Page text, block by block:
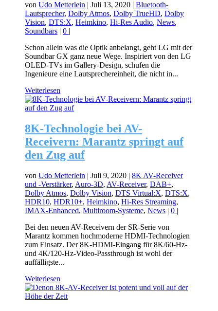
vonUdo Metterlein |Juli 13, 2020 |Bluetooth-
Lautsprecher,Dolby Atmos,Dolby TrueHD,Dolby
Vision,DTS:X,Heimkino,Hi-Res Audio,News,
Soundbars |0 |
Schon allein was die Optik anbelangt, geht LG mit der
Soundbar GX ganz neue Wege. Inspiriert von den LG
OLED-TVs im Gallery-Design, schufen die
Ingenieure eine Lautsprechereinheit, die nicht in...
Weiterlesen
8K-Technologie bei AV-
Receivern: Marantz springt auf
den Zug auf
vonUdo Metterlein |Juli 9, 2020 |8K AV-Receiver
und -Verstärker, Auro-3D, AV-Receiver,DAB+,
Dolby Atmos,Dolby Vision,DTS Virtual:X,DTS:X,
HDR10,HDR10+,Heimkino,Hi-Res Streaming,
IMAX-Enhanced,Multiroom-Systeme,News |0 |
Bei den neuen AV-Receivern der SR-Serie von
Marantz kommen hochmoderne HDMI-Technologien
zum Einsatz. Der 8K-HDMI-Eingang für 8K/60-Hz-
und 4K/120-Hz-Video-Passthrough ist wohl der
auffälligste...
Weiterlesen